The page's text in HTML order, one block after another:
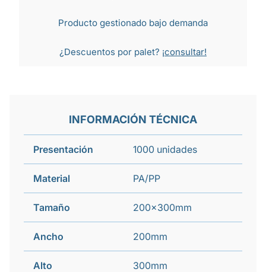
Producto gestionado bajo demanda
¿Descuentos por palet? ¡consultar!
INFORMACIÓN TÉCNICA
Presentación 1000 unidades
Material PA/PP
Tamaño 200x300mm
Ancho 200mm
Alto 300mm